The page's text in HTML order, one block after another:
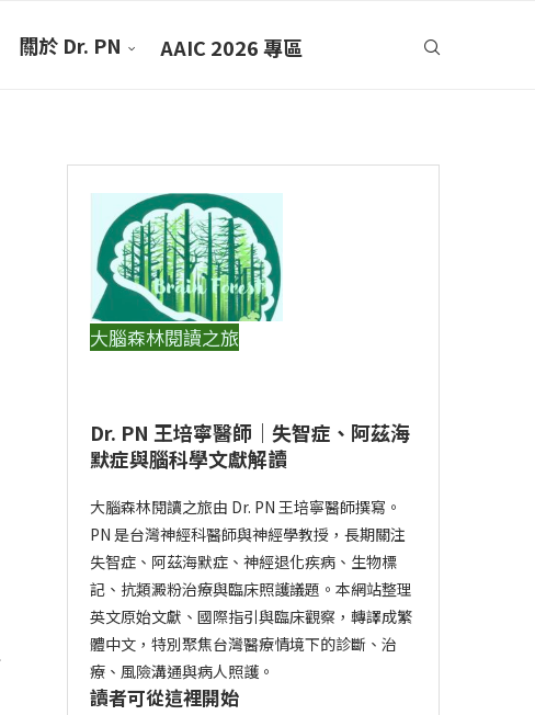
關於 Dr. PN AAIC 2026 專區
大腦森林閱讀之旅
Dr. PN 王培寧醫師｜失智症、阿茲海
默症與腦科學文獻解讀
大腦森林閱讀之旅由 Dr. PN 王培寧醫師撰寫。
PN 是台灣神經科醫師與神經學教授，長期關注
失智症、阿茲海默症、神經退化疾病、生物標
記、抗類澱粉治療與臨床照護議題。本網站整理
英文原始文獻、國際指引與臨床觀察，轉譯成繁
體中文，特別聚焦台灣醫療情境下的診斷、治
療、風險溝通與病人照護。
讀者可從這裡開始